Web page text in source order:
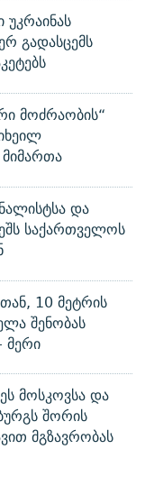
გადასცემს
მოძრაობის“
და
საქართველოს
10 მეტრის
შენობას
მერი
მოსკოვსა და
შორის
მგზავრობას